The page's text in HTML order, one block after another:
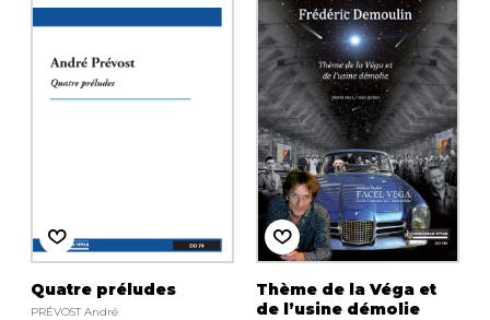
Quatre préludes
PRÉVOST André
Thème de la Véga et
de l’usine démolie